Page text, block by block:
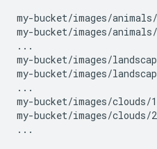
my-bucket/images/animals/
my-bucket/images/animals/
...
my-bucket/images/
my-bucket/images/
...
my-bucket/images/clouds/
my-bucket/images/clouds/